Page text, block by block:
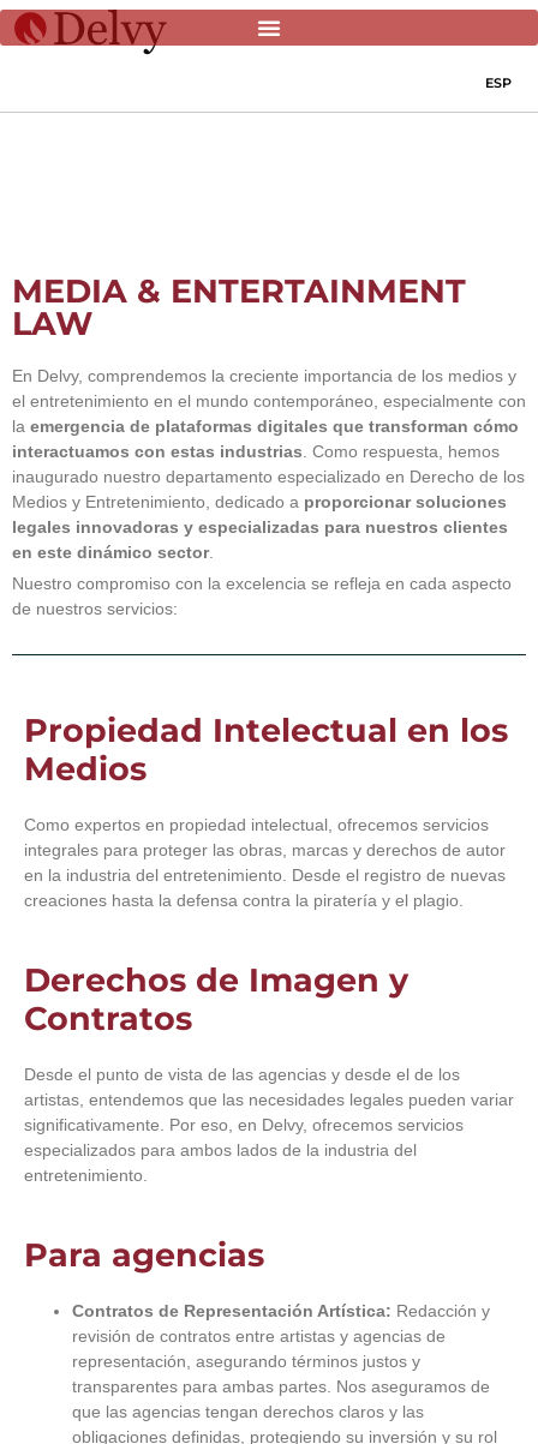
ESP
MEDIA & ENTERTAINMENT
LAW
En Delvy, comprendemos la creciente importancia de los medios y
el entretenimiento en el mundo contemporáneo, especialmente con
la emergencia de plataformas digitales que transforman cómo
interactuamos con estas industrias . Como respuesta, hemos
inaugurado nuestro departamento especializado en Derecho de los
Medios y Entretenimiento, dedicado a proporcionar soluciones
legales innovadoras y especializadas para nuestros clientes
en este dinámico sector.
Nuestro compromiso con la excelencia se refleja en cada aspecto
de nuestros servicios:
Propiedad Intelectual en los
Medios
Como expertos en propiedad intelectual, ofrecemos servicios
integrales para proteger las obras, marcas y derechos de autor
en la industria del entretenimiento. Desde el registro de nuevas
creaciones hasta la defensa contra la piratería y el plagio.
Derechos de Imagen y
Contratos
Desde el punto de vista de las agencias y desde el de los
artistas, entendemos que las necesidades legales pueden variar
significativamente. Por eso, en Delvy, ofrecemos servicios
especializados para ambos lados de la industria del
entretenimiento.
Para agencias
Contratos de Representación Artística: Redacción y
revisión de contratos entre artistas y agencias de
representación, asegurando términos justos y
transparentes para ambas partes. Nos aseguramos de
que las agencias tengan derechos claros y las
obligaciones definidas, protegiendo su inversión y su rol